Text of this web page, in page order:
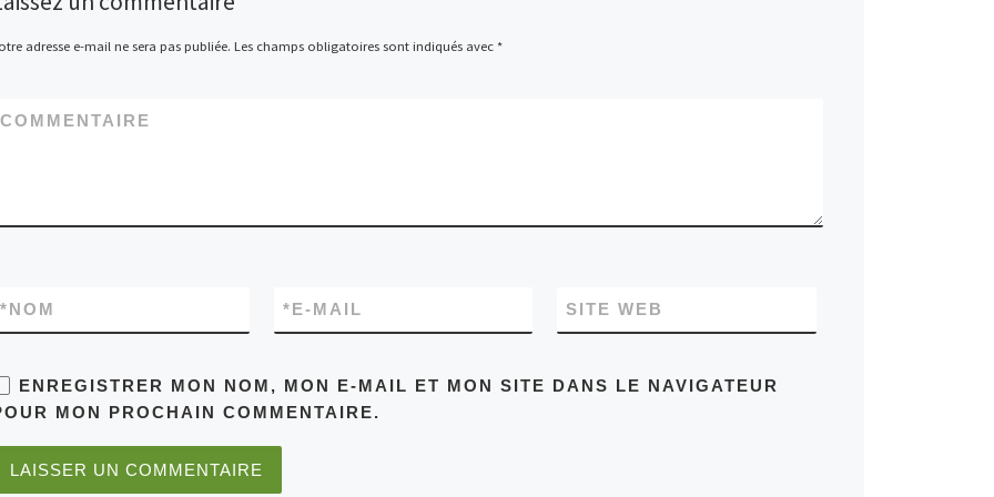
adresse e-mail ne sera pas publiée. Les champs obligatoires sont indiqués avec *
COMMENTAIRE
NOM
* E-MAIL
* SITE WEB
ENREGISTRER MON NOM, MON E-MAIL ET MON SITE DANS LE NAVIGATEUR
MON PROCHAIN COMMENTAIRE.